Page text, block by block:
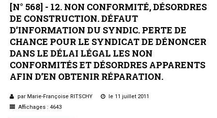
[N° 568] - 12. NON CONFORMITÉ,DÉSORDRES
DE CONSTRUCTION.DÉFAUT
D’INFORMATION DU SYNDIC. PERTE DE
CHANCE POUR LE SYNDICATDE DÉNONCER
DANS LE DÉLAI LÉGAL LES NON
CONFORMITÉSETDÉSORDRES APPARENTS
AFIN D’EN OBTENIR RÉPARATION.
par Marie-Françoise RITSCHY
le 11 juillet 2011
Affichages : 4643